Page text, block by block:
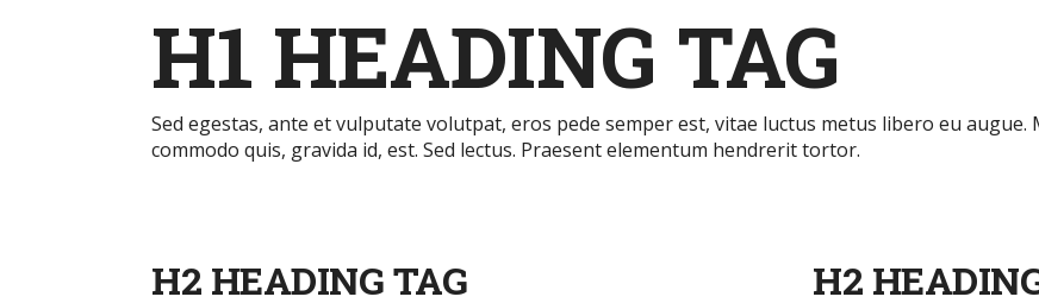
H1 HEADING TAG
Sed egestas, ante et vulputate volutpat, eros pede semper est, vitae luctus metus libero eu
commodo quis, gravida id, est. Sed lectus. Praesent elementum hendrerit tortor.
H2 HEADING TAG H2